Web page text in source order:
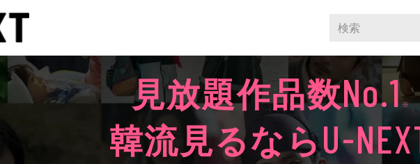
見放題作品数No.1※
韓流見るならU-